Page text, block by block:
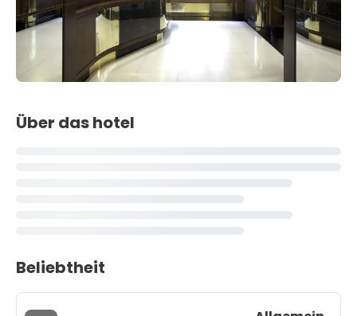
Über das hotel
Beliebtheit